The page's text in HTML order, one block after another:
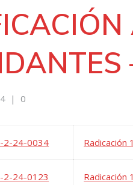
| 0
2-24-0034
2-24-0123 Radicación